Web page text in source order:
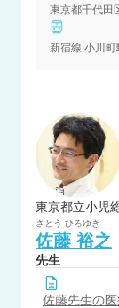
東京都千代田
新宿線 小川
東京都立小児
さとう ひろゆき
佐藤 裕之
先生
佐藤先生の